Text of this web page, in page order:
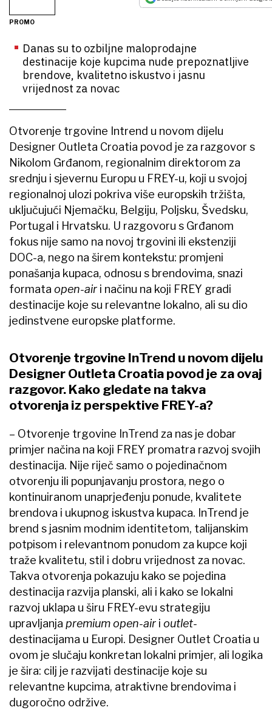
PROMO
Danas su to ozbiljne maloprodajne
destinacije koje kupcima nude prepoznatljive
brendove, kvalitetno iskustvo i jasnu
vrijednost za novac
Otvorenje trgovine Intrend u novom dijelu
Designer Outleta Croatia povod je za razgovor s
Nikolom Grđanom, regionalnim direktorom za
srednju i sjevernu Europu u FREY-u, koji u svojoj
regionalnoj ulozi pokriva više europskih tržišta,
uključujući Njemačku, Belgiju, Poljsku, Švedsku,
Portugal i Hrvatsku. U razgovoru s Grđanom
fokus nije samo na novoj trgovini ili ekstenziji
DOC-a, nego na širem kontekstu: promjeni
ponašanja kupaca, odnosu s brendovima, snazi
formata open-air i načinu na koji FREY gradi
destinacije koje su relevantne lokalno, ali su dio
jedinstvene europske platforme.
Otvorenje trgovine InTrend u novom dijelu
Designer Outleta Croatia povod je za ovaj
razgovor. Kako gledate na takva
otvorenja iz perspektive FREY-a?
– Otvorenje trgovine InTrend za nas je dobar
primjer načina na koji FREY promatra razvoj svojih
destinacija. Nije riječ samo o pojedinačnom
otvorenju ili popunjavanju prostora, nego o
kontinuiranom unaprjeđenju ponude, kvalitete
brendova i ukupnog iskustva kupaca. InTrend je
brend s jasnim modnim identitetom, talijanskim
potpisom i relevantnom ponudom za kupce koji
traže kvalitetu, stil i dobru vrijednost za novac.
Takva otvorenja pokazuju kako se pojedina
destinacija razvija planski, ali i kako se lokalni
razvoj uklapa u širu FREY-evu strategiju
upravljanja premium open-air i outlet-
destinacijama u Europi. Designer Outlet Croatia u
ovom je slučaju konkretan lokalni primjer, ali logika
je šira: cilj je razvijati destinacije koje su
relevantne kupcima, atraktivne brendovima i
dugoročno održive.